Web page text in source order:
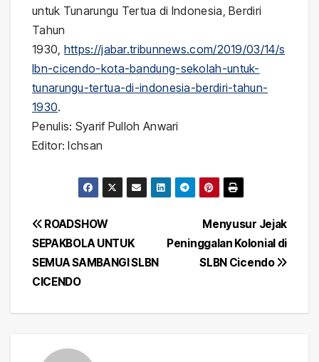
untuk Tunarungu Tertua di Indonesia, Berdiri
Tahun
1930, https://jabar.tribunnews.com/2019/03/14/s
lbn-cicendo-kota-bandung-sekolah-untuk-
tunarungu-tertua-di-indonesia-berdiri-tahun-
1930.
Penulis: Syarif Pulloh Anwari
Editor: Ichsan
Post
navigation
Menyusur Jejak
Peninggalan Kolonial di
SLBN Cicendo
ROADSHOW
SEPAKBOLA UNTUK
SEMUA SAMBANGI SLBN
CICENDO